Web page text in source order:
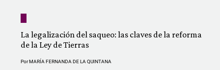
La legalización del saqueo: las claves de la reforma
de la Ley de Tierras
PorMARÍA FERNANDA DE LA QUINTANA